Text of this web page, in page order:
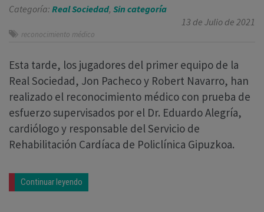
Categoría: Real Sociedad, Sin categoría
13 de Julio de 2021
reconocimiento médico
Esta tarde, los jugadores del primer equipo de la
Real Sociedad, Jon Pacheco y Robert Navarro, han
realizado el reconocimiento médico con prueba de
esfuerzo supervisados por el Dr. Eduardo Alegría,
cardiólogo y responsable del Servicio de
Rehabilitación Cardíaca de Policlínica Gipuzkoa.
Continuar leyendo